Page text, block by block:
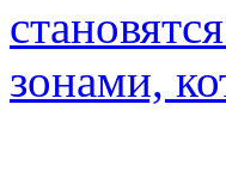
зонами,